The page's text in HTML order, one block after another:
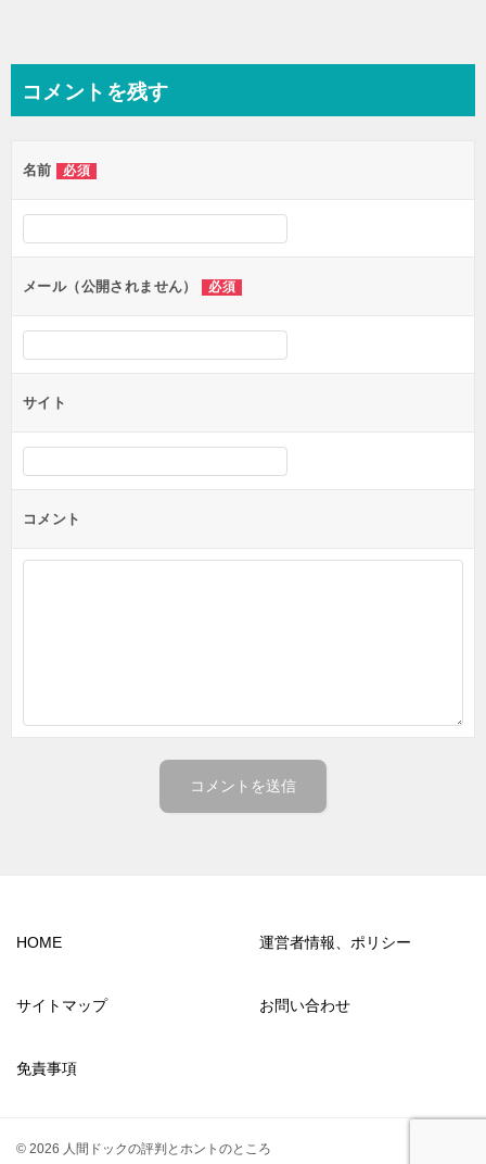
コメントを残す
名前 必須
メール（公開されません） 必須
サイト
コメント
HOME 運営者情報、ポリシー
サイトマップ お問い合わせ
免責事項
© 2026 人間ドックの評判とホントのところ